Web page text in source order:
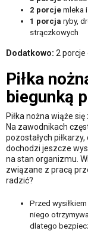
2 porcje mleka
1 porcja ryby,
strączkowych
Dodatkowo: 2 porcje
Piłka
biegunką
Piłka nożna wiąże
Na zawodnikach
pozostałych
dochodzi jeszcze
na stan organizmu.
związane z pracą
radzić?
Przed
niego
dlatego